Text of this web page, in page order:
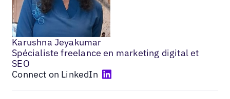
Karushna Jeyakumar
Spécialiste freelance en marketing digital et
SEO
Connect on LinkedIn